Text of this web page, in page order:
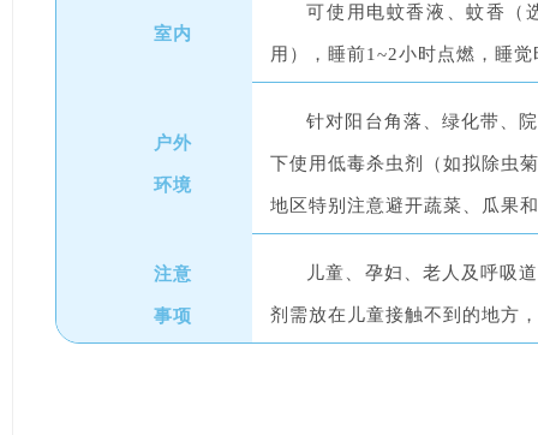
室内
可使用电蚊香液、蚊香（
用），睡前1~2小时点燃，睡
户外
环境
针对阳台角落、绿化带、
下使用低毒杀虫剂（如拟除虫
地区特别注意避开蔬菜、瓜果
注意
事项
儿童、孕妇、老人及呼吸
剂需放在儿童接触不到的地方